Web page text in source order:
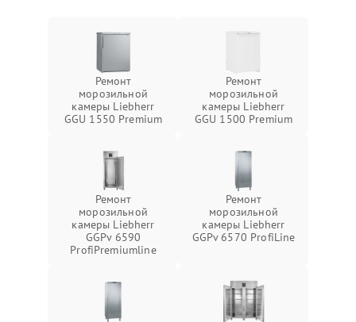
Ремонт
морозильной
камеры Liebherr
GGU 1550 Premium
Ремонт
морозильной
камеры Liebherr
GGU 1500 Premium
Ремонт
морозильной
камеры Liebherr
GGPv 6590
ProfiPremiumline
Ремонт
морозильной
камеры Liebherr
GGPv 6570 ProfiLine